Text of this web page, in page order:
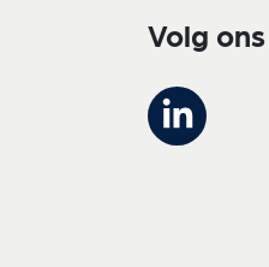
Volg